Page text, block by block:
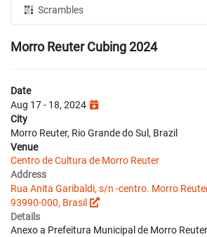
Scrambles
Morro Reuter Cubing 2024
Date
Aug 17 - 18, 2024
City
Morro Reuter, Rio Grande do Sul, Brazil
Venue
Centro de Cultura de Morro Reuter
Address
Rua Anita Garibaldi, s/n -centro. Morro
93990-000, Brasil
Details
Anexo a Prefeitura Municipal de Morro Reuter